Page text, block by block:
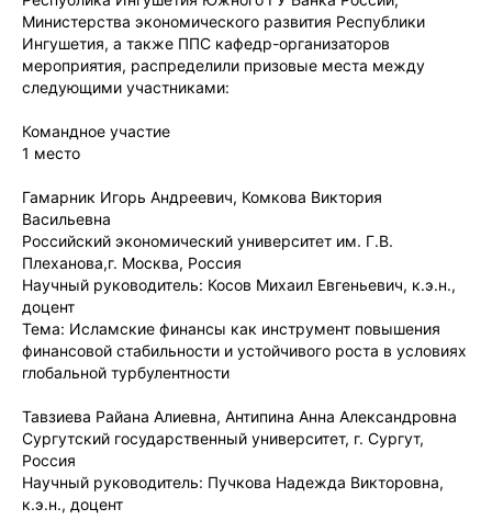
Министерства экономического развития Республики
Ингушетия, а также ППС кафедр-организаторов
мероприятия, распределили призовые места между
следующими участниками:
Командное участие
1 место
Гамарник Игорь Андреевич, Комкова Виктория
Васильевна
Российский экономический университет им. Г.В.
Плеханова,г. Москва, Россия
Научный руководитель: Косов Михаил Евгеньевич, к.э.н.,
доцент
Тема: Исламские финансы как инструмент повышения
финансовой стабильности и устойчивого роста в условиях
глобальной турбулентности
Тавзиева Райана Алиевна, Антипина Анна Александровна
Сургутский государственный университет, г. Сургут,
Россия
Научный руководитель: Пучкова Надежда Викторовна,
к.э.н., доцент